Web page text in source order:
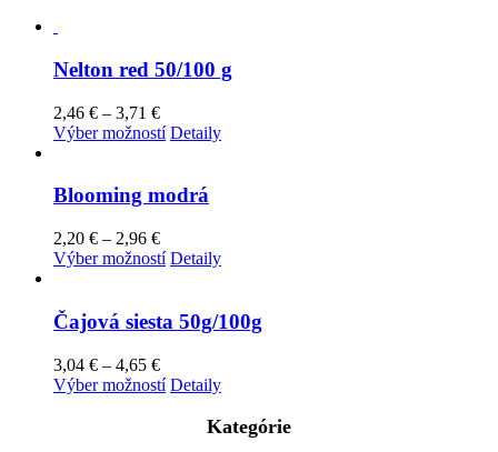
Nelton red 50/100 g
2,46 € – 3,71 €Price
range:
3,71 €
Výber možností Tento
viacero
si
môžete
na
stránke
Detaily
Blooming modrá
2,20 € – 2,96 €Price
range:
2,96 €
Výber možností Tento
viacero
variantov.
si
môžete
vybrať
Detaily
Čajová siesta 50g/100g
3,04 € – 4,65 €Price
range:
through
Výber možností Tento
Detaily
Kategórie